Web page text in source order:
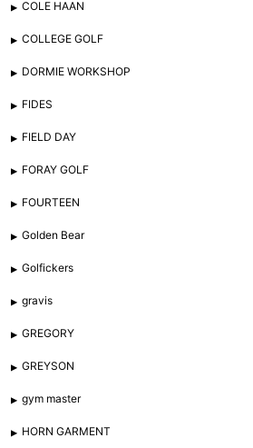
COLE HAAN
COLLEGE GOLF
DORMIE WORKSHOP
FIDES
FIELD DAY
FORAY GOLF
FOURTEEN
Golden Bear
Golfickers
gravis
GREGORY
GREYSON
gym master
HORN GARMENT